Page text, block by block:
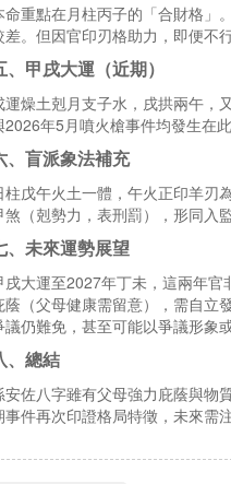
命重點在月柱丙子的「合財格」
差。但因官印刃格助力，即便不
、甲戌大運（近期）
運燥土剋月支子水，戌拱兩午，
2026年5月噴火槍事件均發生在
、盲派象法補充
柱戊午火土一體，午火正印羊刃
煞（剋勢力，表刑罰），形同入
、未來運勢展望
戌大運至2027年丁未，這兩年
蔭（父母健康需留意），需自立
議仍難免，甚至可能以爭議形象
、總結
安佐八字雖有父母強力庇蔭與物
事件再次印證格局特徵，未來需